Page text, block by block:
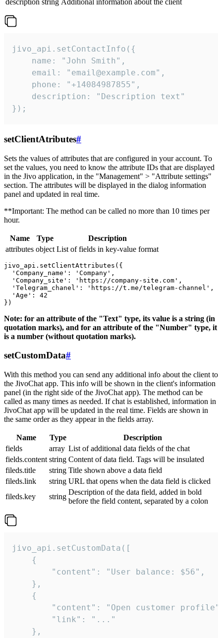
description string Additional information about the client
jivo_api.setContactInfo({
    name: "John Smith",
    email: "email@example.com",
    phone: "+14084987855",
    description: "Description text"
});
setClientAtributes#
Sets the values ​​of attributes that are configured in your account. To
set the values, you need to know the attribute IDs that are displayed
in the Jivo application, in the "Management" > "Attribute settings"
section. The attributes will be displayed in the dialog information
panel and updated in real time.
**Important: The method can be called no more than 10 times per
hour.
Name Type
Description
attributes object List of fields in key-value format
jivo_api.setClientAttributes({
  'Company_name': 'Company',
  'Company_site': 'https://company-site.com',
  'Telegram_chanel': 'https://t.me/telegram-channel',
  'Age': 42
Note: for an attribute of the "Text" type, its value is a string (in
quotation marks), and for an attribute of the "Number" type, it
is a number (without quotation marks).
setCustomData#
With this method you can send any additional info about the client to
the JivoChat app. This info will be shown in the client's information
panel (in the right side of the JivoChat app). The method can be
called as many times as needed. If chat is established, information in
JivoChat app will be updated in the real time. Fields are shown in
the same order as they appear in the fields array.
Name Type
Description
fields
array List of additional data fields of the chat
fields.content string Content of data field. Tags will be insulated
fileds.title
string Title shown above a data field
fileds.link
string URL that opens when the data field is clicked
fileds.key
string
Description of the data field, added in bold
before the field content, separated by a colon
jivo_api.setCustomData([
    {
        "content": "User balance: $56",
    },
    {
"content": "Open customer
        "link": "..."
    },